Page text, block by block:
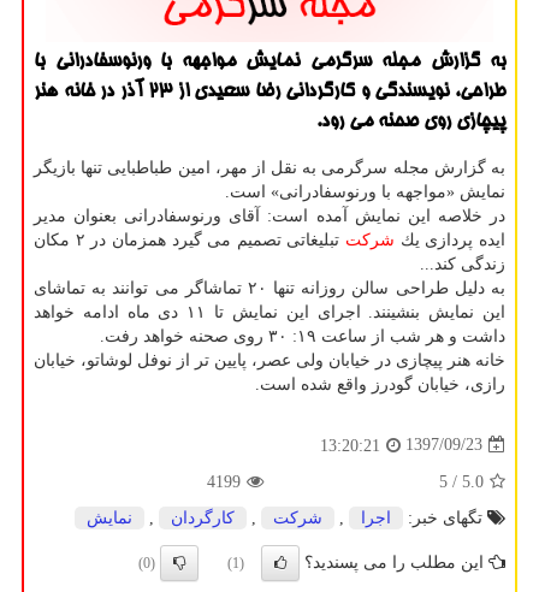
به گزارش مجله سرگرمی نمایش مواجهه با ورنوسفادرانی با
طراحی، نویسندگی و كارگردانی رضا سعیدی از ۲۳ آذر در خانه هنر
پیچازی روی صحنه می رود.
به گزارش مجله سرگرمی به نقل از مهر، امین طباطبایی تنها بازیگر
نمایش «مواجهه با ورنوسفادرانی» است.
در خلاصه این نمایش آمده است: آقای ورنوسفادرانی بعنوان مدیر
ایده پردازی یك شركت
تبلیغاتی تصمیم می گیرد همزمان در ۲ مكان
زندگی كند...
به دلیل طراحی سالن روزانه تنها ۲۰ تماشاگر می توانند به تماشای
این نمایش بنشینند. اجرای این نمایش تا ۱۱ دی ماه ادامه خواهد
داشت و هر شب از ساعت ۱۹: ۳۰ روی صحنه خواهد رفت.
خانه هنر پیچازی در خیابان ولی عصر، پایین تر از نوفل لوشاتو، خیابان
رازی، خیابان گودرز واقع شده است.
1397/09/23
13:20:21
5.0
/ 5
4199
تگهای خبر:
اجرا شركت كارگردان نمایش
این مطلب را می پسندید؟ (1)
(0)